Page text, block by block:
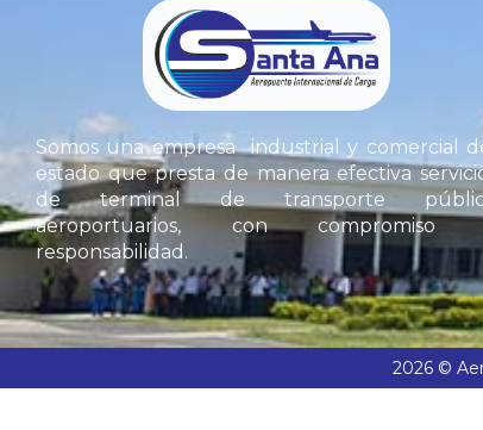
Somos una empresa industrial y comercial
estado que presta de manera efectiva
de terminal de transporte
aeroportuarios, con compromiso
responsabilidad.
2026 ©